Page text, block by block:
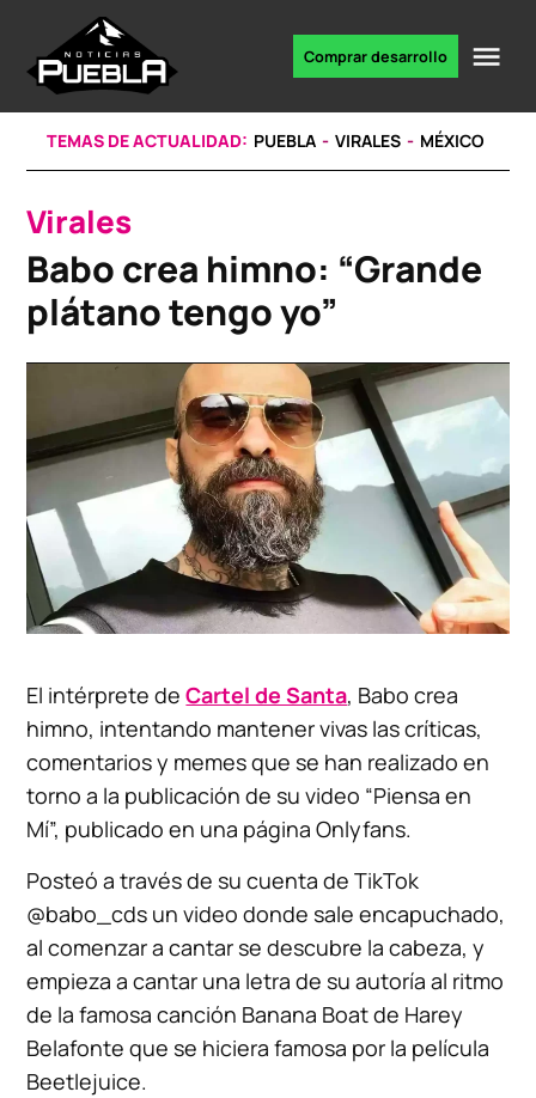
content
noticias
Comprar desarrollo
TEMAS DE ACTUALIDAD: PUEBLA VIRALES MÉXICO
POSTED
IN
Virales
Babo crea himno: “Grande
plátano tengo yo”
El intérprete deCartel de Santa, Babo crea
himno, intentando mantener vivas las críticas,
comentarios y memes que se han realizado en
torno a la publicación de su video “Piensa en
Mí”, publicado en una página Onlyfans.
Posteó a través de su cuenta de TikTok
@babo_cds un video donde sale encapuchado,
al comenzar a cantar se descubre la cabeza, y
empieza a cantar una letra de su autoría al ritmo
de la famosa canción Banana Boat de Harey
Belafonte que se hiciera famosa por la película
Beetlejuice.